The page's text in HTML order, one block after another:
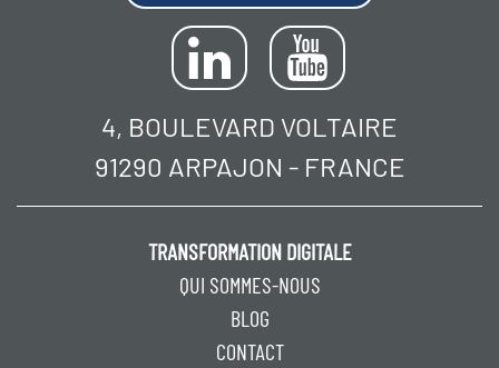
4, BOULEVARD VOLTAIRE
91290 ARPAJON - FRANCE
TRANSFORMATION DIGITALE
QUI SOMMES-NOUS
BLOG
CONTACT